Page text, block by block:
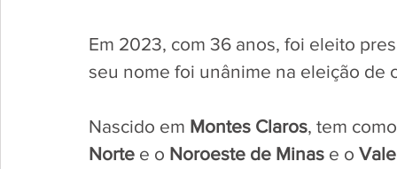
Em 2023, com 36 anos, foi eleito
seu nome foi unânime na eleição de
Nascido em Montes Claros, tem
Norte e o Noroeste de Minas e o